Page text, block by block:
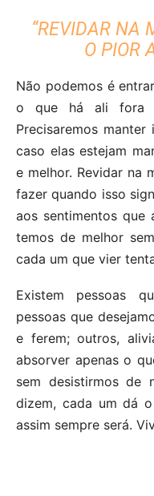
“REVIDAR NA
O PIOR
Não podemos é
o que há ali fora
Precisaremos
caso elas estejam
e melhor. Revidar na
fazer quando isso
aos sentimentos que
temos de melhor
cada um que vier
Existem pessoas
pessoas que
e ferem; outros,
absorver apenas o
sem desistirmos de
dizem, cada um dá
assim sempre será.